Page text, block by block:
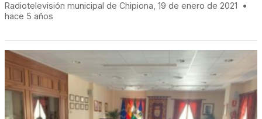
Radiotelevisión municipal de Chipiona, 19 de enero de 2021
•
hace 5 años